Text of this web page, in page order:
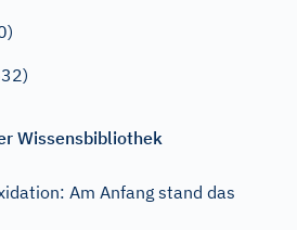
Wissensbibliothek
Am Anfang stand das